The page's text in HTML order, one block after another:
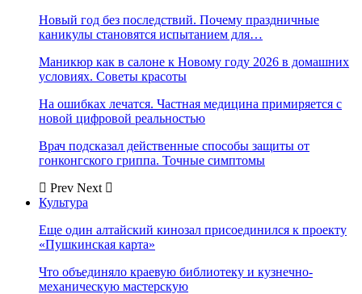
Новый год без последствий. Почему праздничные
каникулы становятся испытанием для…
Маникюр как в салоне к Новому году 2026 в домашних
условиях. Советы красоты
На ошибках лечатся. Частная медицина примиряется с
новой цифровой реальностью
Врач подсказал действенные способы защиты от
гонконгского гриппа. Точные симптомы
Prev Next
Культура
Еще один алтайский кинозал присоединился к проекту
«Пушкинская карта»
Что объединяло краевую библиотеку и кузнечно-
механическую мастерскую